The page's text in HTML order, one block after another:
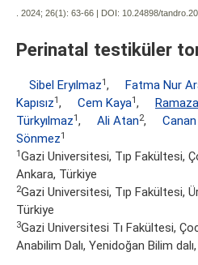
. 2024; 26(1): 63-66 | DOI: 10.24898/
Perinatal testiküler
Sibel Eryılmaz1, Fatma Nur
Kapısız1, Cem Kaya1,
Türkyılmaz1, Ali Atan2,
Sönmez1
1Gazi Universitesi, Tıp Fakültesi,
Ankara, Türkiye
2Gazi Universitesi, Tıp Fakültesi,
Türkiye
3Gazi Universitesi Tı Fakültesi,
Anabilim Dalı, Yenidoğan Bilim